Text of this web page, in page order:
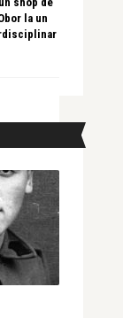
la un